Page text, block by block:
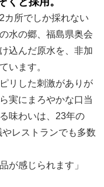
所でしか採れない
水の郷、福島県奥会
込んだ原水を、非加
います。
リした刺激がありが
実にまろやかな口当
味わいは、23年の
やレストランでも多数
が感じられます」